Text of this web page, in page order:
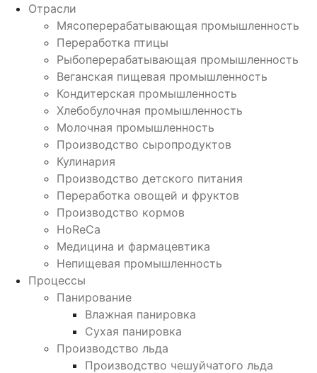
Отрасли
Мясоперерабатывающая промышленность
Переработка птицы
Рыбоперерабатывающая промышленность
Веганская пищевая промышленность
Кондитерская промышленность
Хлебобулочная промышленность
Молочная промышленность
Производство сыропродуктов
Кулинария
Производство детского питания
Переработка овощей и фруктов
Производство кормов
HoReCa
Медицина и фармацевтика
Непищевая промышленность
Процессы
Панирование
Влажная панировка
Сухая панировка
Производство льда
Производство чешуйчатого льда